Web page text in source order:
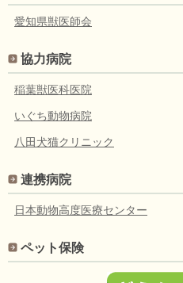
愛知県獣医師会
協力病院
稲葉獣医科医院
いぐち動物病院
八田犬猫クリニック
連携病院
日本動物高度医療センター
ペット保険